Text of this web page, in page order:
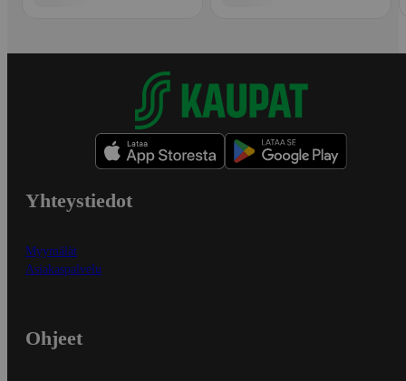
Yhteystiedot
Myymälät
Asiakaspalvelu
Ohjeet